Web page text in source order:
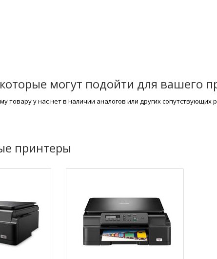
могут подойти для вашего
товару у нас нет в наличии аналогов или других сопутствующих
принтеры